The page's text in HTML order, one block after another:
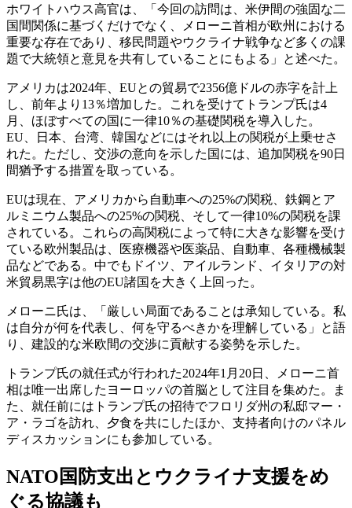
ホワイトハウス高官は、「今回の訪問は、米伊間の強固な二
国間関係に基づくだけでなく、メローニ首相が欧州における
重要な存在であり、移民問題やウクライナ戦争など多くの課
題で大統領と意見を共有していることにもよる」と述べた。
アメリカは2024年、EUとの貿易で2356億ドルの赤字を計上
し、前年より13％増加した。これを受けてトランプ氏は4
月、ほぼすべての国に一律10％の基礎関税を導入した。
EU、日本、台湾、韓国などにはそれ以上の関税が上乗せさ
れた。ただし、交渉の意向を示した国には、追加関税を90日
間猶予する措置を取っている。
EUは現在、アメリカから自動車への25%の関税、鉄鋼とア
ルミニウム製品への25%の関税、そして一律10%の関税を課
されている。これらの高関税によって特に大きな影響を受け
ている欧州製品は、医療機器や医薬品、自動車、各種機械製
品などである。中でもドイツ、アイルランド、イタリアの対
米貿易黒字は他のEU諸国を大きく上回った。
メローニ氏は、「厳しい局面であることは承知している。私
は自分が何を代表し、何を守るべきかを理解している」と語
り、建設的な米欧間の交渉に貢献する姿勢を示した。
トランプ氏の就任式が行われた2024年1月20日、メローニ首
相は唯一出席したヨーロッパの首脳として注目を集めた。ま
た、就任前にはトランプ氏の招待でフロリダ州の私邸マー・
ア・ラゴを訪れ、夕食を共にしたほか、支持者向けのパネル
ディスカッションにも参加している。
NATO国防支出とウクライナ支援をめ
ぐる協議も